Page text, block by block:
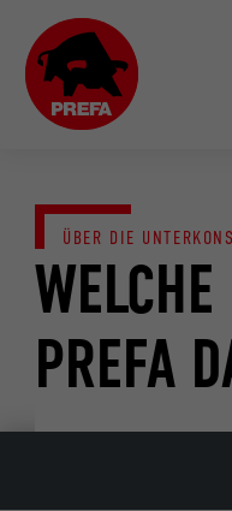
PREFA
ÜBER DIE